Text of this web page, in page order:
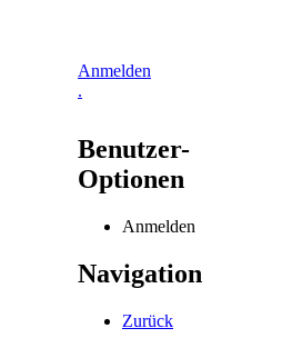
Anmelden
.
Benutzer-
Optionen
Anmelden
Navigation
Zurück